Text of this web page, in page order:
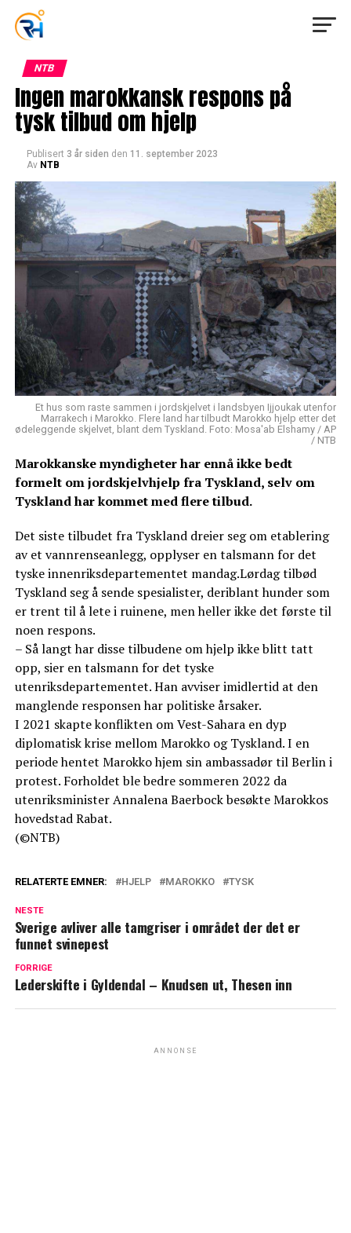
NTB
Ingen marokkansk respons på
tysk tilbud om hjelp
Publisert 3 år siden den 11. september 2023
Av NTB
Et hus som raste sammen i jordskjelvet i landsbyen Ijjoukak utenfor
Marrakech i Marokko. Flere land har tilbudt Marokko hjelp etter det
ødeleggende skjelvet, blant dem Tyskland. Foto: Mosa'ab Elshamy / AP
/ NTB
Marokkanske myndigheter har ennå ikke bedt
formelt om jordskjelvhjelp fra Tyskland, selv om
Tyskland har kommet med flere tilbud.
Det siste tilbudet fra Tyskland dreier seg om etablering
av et vannrenseanlegg, opplyser en talsmann for det
tyske innenriksdepartementet mandag.Lørdag tilbød
Tyskland seg å sende spesialister, deriblant hunder som
er trent til å lete i ruinene, men heller ikke det første til
noen respons.
– Så langt har disse tilbudene om hjelp ikke blitt tatt
opp, sier en talsmann for det tyske
utenriksdepartementet. Han avviser imidlertid at den
manglende responsen har politiske årsaker.
I 2021 skapte konflikten om Vest-Sahara en dyp
diplomatisk krise mellom Marokko og Tyskland. I en
periode hentet Marokko hjem sin ambassadør til Berlin i
protest. Forholdet ble bedre sommeren 2022 da
utenriksminister Annalena Baerbock besøkte Marokkos
hovedstad Rabat.
(©NTB)
RELATERTE EMNER: HJELP MAROKKO TYSK
NESTE
Sverige avliver alle tamgriser i området der det er
funnet svinepest
FORRIGE
Lederskifte i Gyldendal – Knudsen ut, Thesen inn
ANNONSE